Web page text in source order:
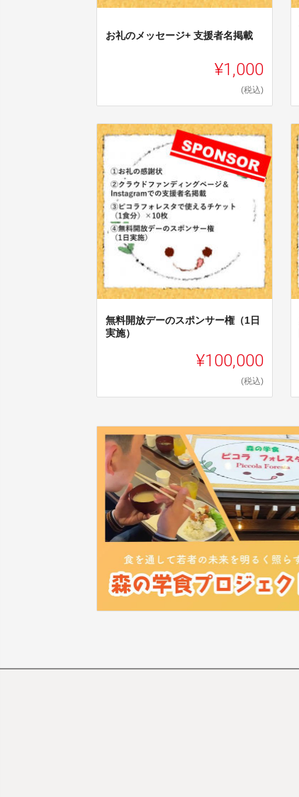
お礼のメッセージ+ 支援者名掲載
¥1,000
(税込)
無料開放デーのスポンサー権（1日
実施）
¥100,000
(税込)